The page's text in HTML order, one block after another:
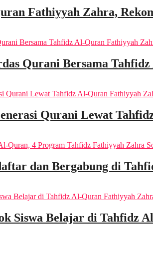
Fathiyyah Zahra,
Qurani Bersama
Qurani Lewat
dan Bergabung di
Siswa Belajar di Tahfidz